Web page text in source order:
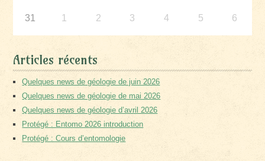
31 1 2 3 4 5 6
Articles récents
Quelques news de géologie de juin 2026
Quelques news de géologie de mai 2026
Quelques news de géologie d’avril 2026
Protégé : Entomo 2026 introduction
Protégé : Cours d’entomologie